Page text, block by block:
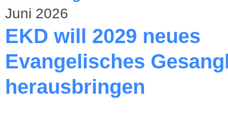
Juni 2026
EKD will 2029 neues
Evangelisches
herausbringen